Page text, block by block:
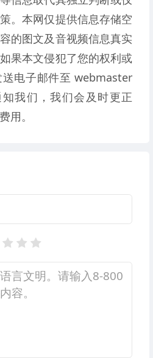
。本网仅提供信息存储空
的图文及音视频信息真实
果本文侵犯了您的权利或
电子邮件至 webmaster
我们，我们会及时更正
用。